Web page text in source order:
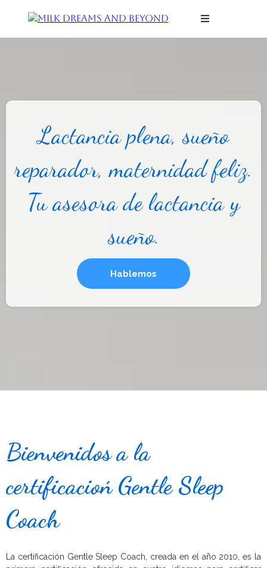
Lactancia plena, sueño
reparador, maternidad feliz.
Tu asesora de lactancia y
sueño.
Hablemos
Bienvenidos a la
certificacioń Gentle Sleep
Coach
La certificación Gentle Sleep Coach, creada en el año 2010, es la